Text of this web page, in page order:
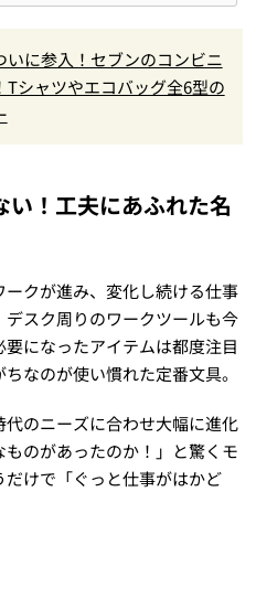
いに参入！セブンのコンビニ
シャツやエコバッグ全6型の
！工夫にあふれた名
クが進み、変化し続ける仕事
スク周りのワークツールも今
になったアイテムは都度注目
なのが使い慣れた定番文具。
のニーズに合わせ大幅に進化
のがあったのか！」と驚くモ
けで「ぐっと仕事がはかど